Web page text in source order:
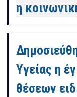
η
Υγείας η
θέσεων